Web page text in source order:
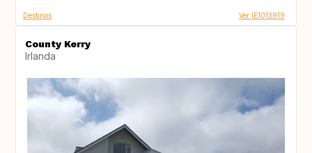
Destinos Ver IE1013919
County Kerry
Irlanda